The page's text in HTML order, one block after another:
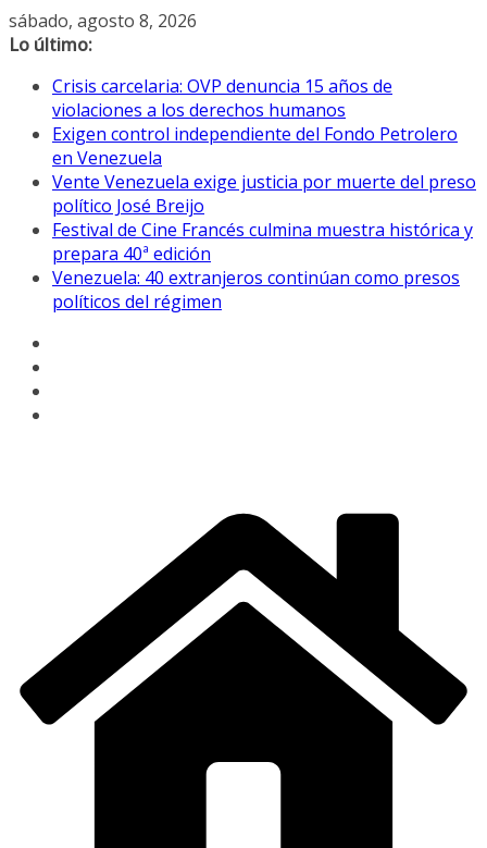
Saltar
al
sábado, agosto 8, 2026
Lo último:
Crisis carcelaria: OVP denuncia 15 años de
violaciones a los derechos humanos
Exigen control independiente del Fondo Petrolero
en Venezuela
Vente Venezuela exige justicia por muerte del preso
político José Breijo
Festival de Cine Francés culmina muestra histórica y
prepara 40ª edición
Venezuela: 40 extranjeros continúan como presos
políticos del régimen